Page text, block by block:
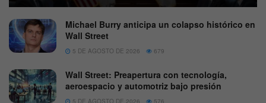
Michael Burry anticipa un colapso histórico en
Wall Street
5 DE AGOSTO DE 2026 679
Wall Street: Preapertura con tecnología,
aeroespacio y automotriz bajo presión
5 DE AGOSTO DE 2026 576